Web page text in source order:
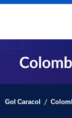
Gol Caracol /